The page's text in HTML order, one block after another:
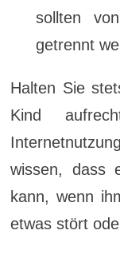
sollten
getrennt
Halten Sie
Kind
wissen, dass
kann, wenn
etwas stört